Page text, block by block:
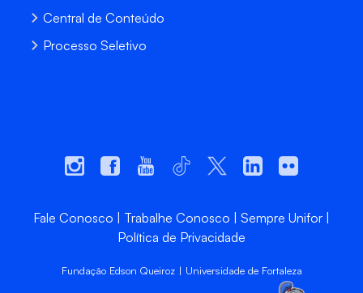
Central de Conteúdo
Processo Seletivo
Fale Conosco Trabalhe Conosco
Sempre Unifor
Política de Privacidade
Fundação Edson Queiroz | Universidade de Fortaleza